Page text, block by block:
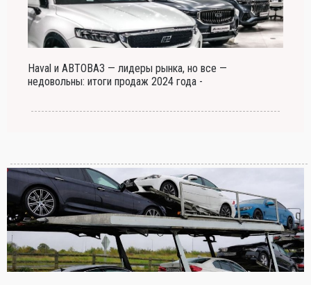
Haval и АВТОВАЗ — лидеры рынка, но все —
недовольны: итоги продаж 2024 года -